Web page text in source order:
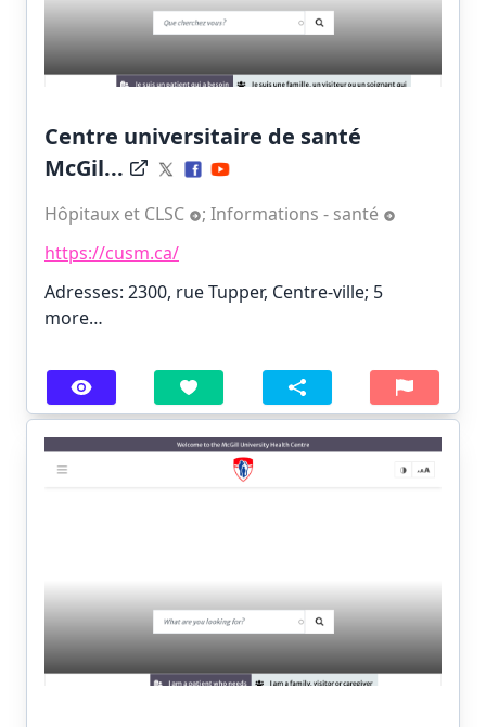
Centre universitaire de santé
McGil...
Hôpitaux et CLSC ; Informations - santé
https://cusm.ca/
Adresses: 2300, rue Tupper, Centre-ville; 5
more…